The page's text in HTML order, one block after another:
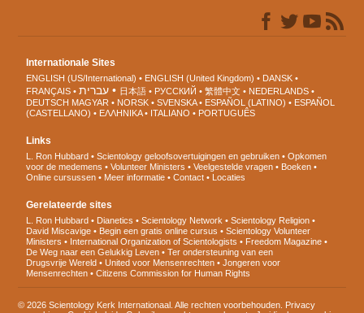
Internationale Sites
ENGLISH (US/International) ENGLISH (United Kingdom)
DANSK
FRANÇAIS
עברית 日本語 РУССКИЙ 繁體中文
NEDERLANDS
DEUTSCH MAGYAR NORSK SVENSKA ESPAÑOL (LATINO)
ESPAÑOL
(CASTELLANO)
ΕΛΛΗΝΙΚA ITALIANO PORTUGUÊS
Links
L. Ron Hubbard Scientology geloofsovertuigingen en gebruiken
Opkomen
voor de medemens
Volunteer Ministers Veelgestelde vragen
Boeken
Online cursussen
Meer informatie Contact Locaties
Gerelateerde sites
L. Ron Hubbard Dianetics Scientology Network
Scientology Religion
David Miscavige
Begin een gratis online cursus
Scientology Volunteer
Ministers
International Organization of Scientologists
Freedom Magazine
De Weg naar een Gelukkig Leven
Ter ondersteuning van een
Drugsvrije Wereld
United voor Mensenrechten
Jongeren voor
Mensenrechten
Citizens Commission for Human Rights
© 2026 Scientology Kerk Internationaal. Alle rechten voorbehouden. Privacy